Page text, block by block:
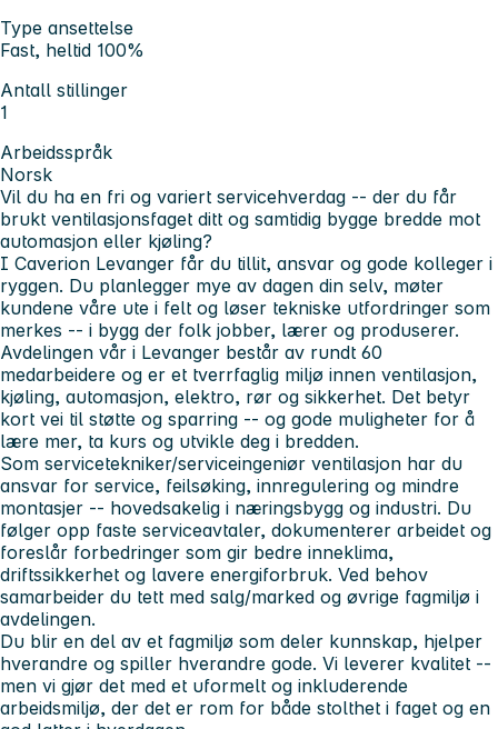
Type ansettelse
Fast, heltid 100%
Antall stillinger
1
Arbeidsspråk
Norsk
Vil du ha en fri og variert servicehverdag -- der du får
brukt ventilasjonsfaget ditt og samtidig bygge bredde mot
automasjon eller kjøling?
I Caverion Levanger får du tillit, ansvar og gode kolleger i
ryggen. Du planlegger mye av dagen din selv, møter
kundene våre ute i felt og løser tekniske utfordringer som
merkes -- i bygg der folk jobber, lærer og produserer.
Avdelingen vår i Levanger består av rundt 60
medarbeidere og er et tverrfaglig miljø innen ventilasjon,
kjøling, automasjon, elektro, rør og sikkerhet. Det betyr
kort vei til støtte og sparring -- og gode muligheter for å
lære mer, ta kurs og utvikle deg i bredden.
Som servicetekniker/serviceingeniør ventilasjon har du
ansvar for service, feilsøking, innregulering og mindre
montasjer -- hovedsakelig i næringsbygg og industri. Du
følger opp faste serviceavtaler, dokumenterer arbeidet og
foreslår forbedringer som gir bedre inneklima,
driftssikkerhet og lavere energiforbruk. Ved behov
samarbeider du tett med salg/marked og øvrige fagmiljø i
avdelingen.
Du blir en del av et fagmiljø som deler kunnskap, hjelper
hverandre og spiller hverandre gode. Vi leverer kvalitet --
men vi gjør det med et uformelt og inkluderende
arbeidsmiljø, der det er rom for både stolthet i faget og en